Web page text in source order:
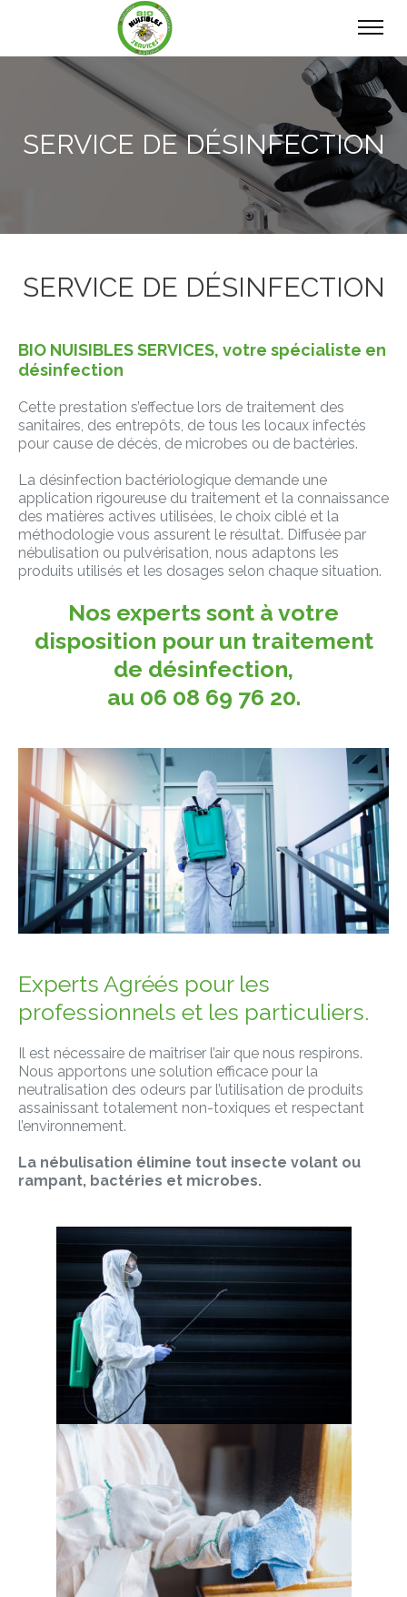
SERVICE DE DÉSINFECTION
SERVICE DE DÉSINFECTION
BIO NUISIBLES SERVICES, votre spécialiste en
désinfection
Cette prestation s’effectue lors de traitement des
sanitaires, des entrepôts, de tous les locaux infectés
pour cause de décès, de microbes ou de bactéries.
La désinfection bactériologique demande une
application rigoureuse du traitement et la connaissance
des matières actives utilisées, le choix ciblé et la
méthodologie vous assurent le résultat. Diffusée par
nébulisation ou pulvérisation, nous adaptons les
produits utilisés et les dosages selon chaque situation.
Nos experts sont à votre
disposition pour un traitement
de désinfection,
au 06 08 69 76 20.
Experts Agréés pour les
professionnels et les particuliers.
Il est nécessaire de maîtriser l’air que nous respirons.
Nous apportons une solution efficace pour la
neutralisation des odeurs par l’utilisation de produits
assainissant totalement non-toxiques et respectant
l’environnement.
La nébulisation élimine tout insecte volant ou
rampant, bactéries et microbes.